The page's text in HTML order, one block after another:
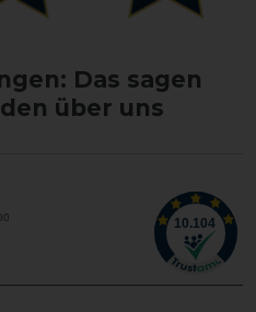
Das sagen
über uns